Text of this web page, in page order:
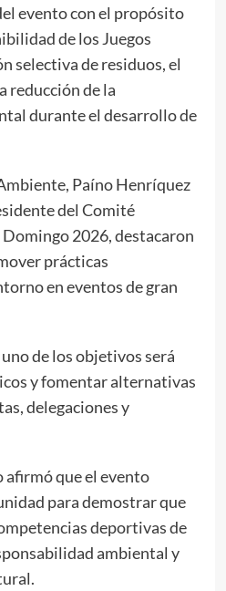
evento con el propósito
de los Juegos
selectiva de residuos, el
reducción de la
durante el desarrollo de
Paíno Henríquez
del Comité
2026, destacaron
prácticas
en eventos de gran
de los objetivos será
y fomentar alternativas
delegaciones y
afirmó que el evento
para demostrar que
deportivas de
ambiental y